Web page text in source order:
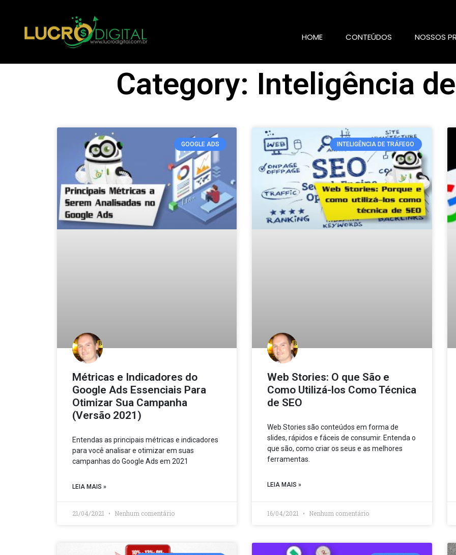
HOME CONTEÚDOS NOSSOS
Category: Inteligência
GOOGLE ADS
Métricas e Indicadores do
Google Ads Essenciais Para
Otimizar Sua Campanha
(Versão 2021)
Entendas as principais métricas e indicadores
para você analisar e otimizar em suas
campanhas do Google Ads em 2021
LEIA MAIS »
21/04/2021 Nenhum comentário
INTELIGÊNCIA DE TRÁFEGO
Web Stories: O que São e
Como Utilizá-los Como Técnica
de SEO
Web Stories são conteúdos em forma de
slides, rápidos e fáceis de consumir. Entenda o
que são, como criar os seus e as melhores
ferramentas.
LEIA MAIS »
16/04/2021 Nenhum comentário